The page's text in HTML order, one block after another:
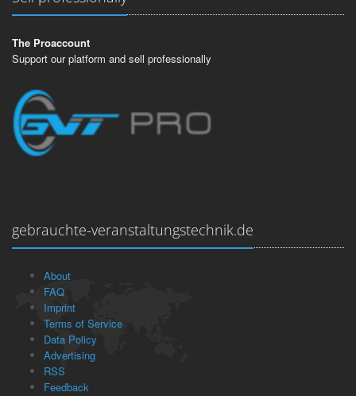
The Proaccount
Support our platform and sell professionally
gebrauchte-veranstaltungstechnik.de
About
FAQ
Imprint
Terms of Service
Data Policy
Advertising
RSS
Feedback